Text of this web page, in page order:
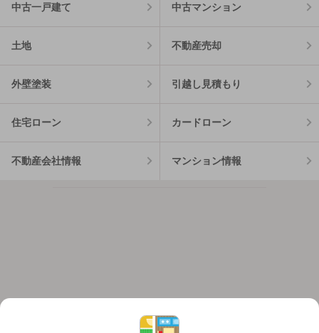
中古一戸建て 中古マンション
土地 不動産売却
外壁塗装 引越し見積もり
住宅ローン カードローン
不動産会社情報 マンション情報